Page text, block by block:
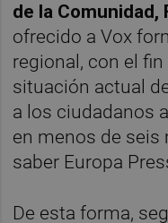
de la Comunidad,
ofrecido a Vox
regional, con el
situación actual
a los ciudadanos
en menos de seis
saber Europa
De esta forma,